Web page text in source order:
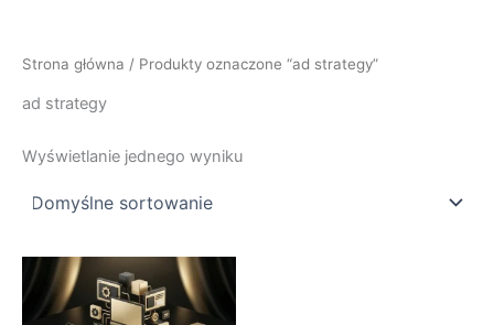
Strona główna / Produkty oznaczone “ad strategy”
ad strategy
Wyświetlanie jednego wyniku